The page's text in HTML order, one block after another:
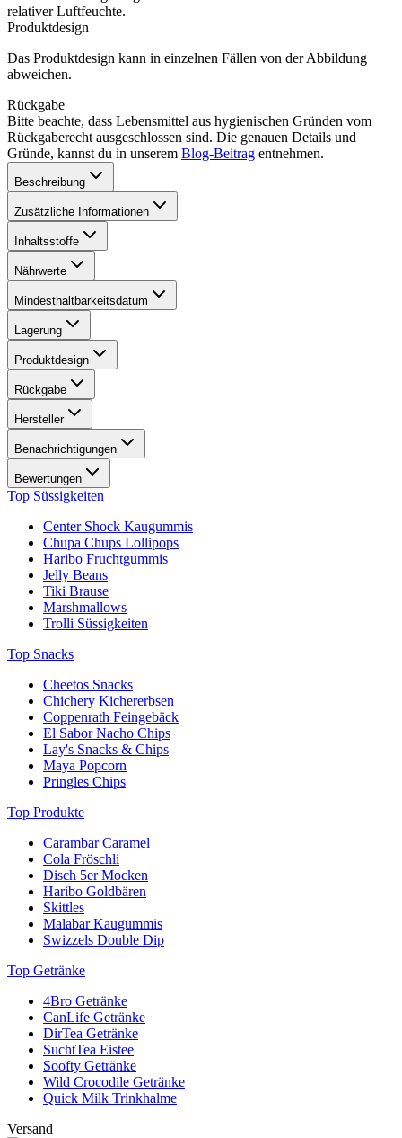
relativer Luftfeuchte.
Produktdesign
Das Produktdesign kann in einzelnen Fällen von der Abbildung
abweichen.
Rückgabe
Bitte beachte, dass Lebensmittel aus hygienischen Gründen vom
Rückgaberecht ausgeschlossen sind. Die genauen Details und
Gründe, kannst du in unserem Blog-Beitrag entnehmen.
Beschreibung
Zusätzliche Informationen
Inhaltsstoffe
Nährwerte
Mindesthaltbarkeitsdatum
Lagerung
Produktdesign
Rückgabe
Hersteller
Benachrichtigungen
Bewertungen
Top Süssigkeiten
Center Shock Kaugummis
Chupa Chups Lollipops
Haribo Fruchtgummis
Jelly Beans
Tiki Brause
Marshmallows
Trolli Süssigkeiten
Top Snacks
Cheetos Snacks
Chichery Kichererbsen
Coppenrath Feingebäck
El Sabor Nacho Chips
Lay's Snacks & Chips
Maya Popcorn
Pringles Chips
Top Produkte
Carambar Caramel
Cola Fröschli
Disch 5er Mocken
Haribo Goldbären
Skittles
Malabar Kaugummis
Swizzels Double Dip
Top Getränke
4Bro Getränke
CanLife Getränke
DirTea Getränke
SuchtTea Eistee
Soofty Getränke
Wild Crocodile Getränke
Quick Milk Trinkhalme
Versand